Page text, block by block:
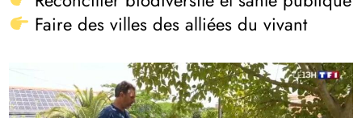
Faire des villes des alliées du vivant